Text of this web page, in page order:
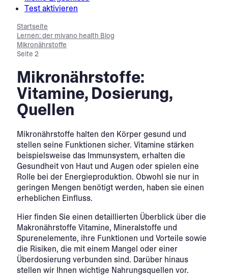
Test aktivieren
Startseite
Lernen: der mivano health Blog
Mikronährstoffe
Seite 2
Mikronährstoffe:
Vitamine, Dosierung,
Quellen
Mikronährstoffe halten den Körper gesund und
stellen seine Funktionen sicher. Vitamine stärken
beispielsweise das Immunsystem, erhalten die
Gesundheit von Haut und Augen oder spielen eine
Rolle bei der Energieproduktion. Obwohl sie nur in
geringen Mengen benötigt werden, haben sie einen
erheblichen Einfluss.
Hier finden Sie einen detaillierten Überblick über die
Makronährstoffe Vitamine, Mineralstoffe und
Spurenelemente, ihre Funktionen und Vorteile sowie
die Risiken, die mit einem Mangel oder einer
Überdosierung verbunden sind. Darüber hinaus
stellen wir Ihnen wichtige Nahrungsquellen vor.